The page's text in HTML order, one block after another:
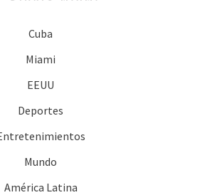
Cuba
Miami
EEUU
Deportes
Mundo
América Latina